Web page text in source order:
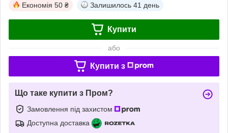
Економія 50 ₴ Залишилось 41 день
Купити
або
Купити з
Що таке купити з Пром?
Замовлення під захистом
Доступна доставка